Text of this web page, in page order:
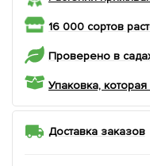
16 000 сортов
Проверено в
Упаковка,
Доставка заказов